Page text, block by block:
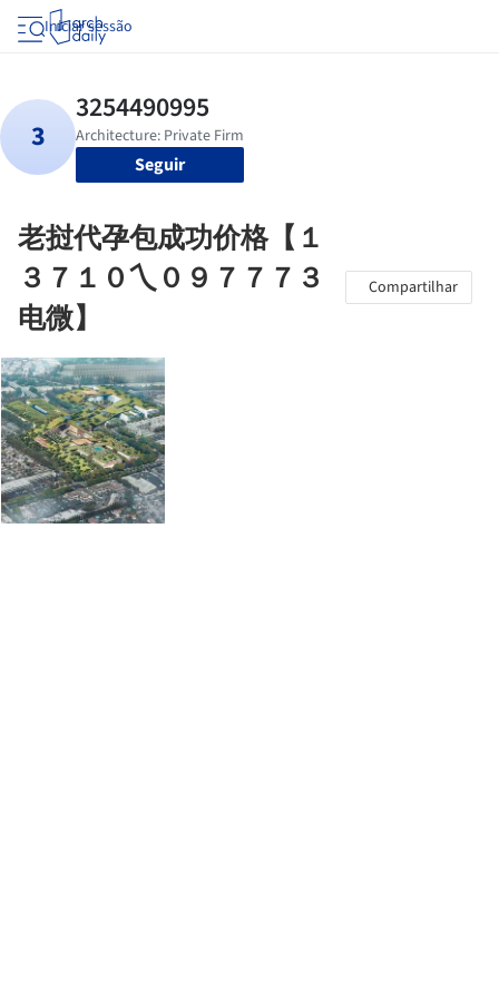
Iniciar sessão
Seguir
老挝代孕包成功价格【１
３７１０乀０９７７７３
电微】
Compartilhar